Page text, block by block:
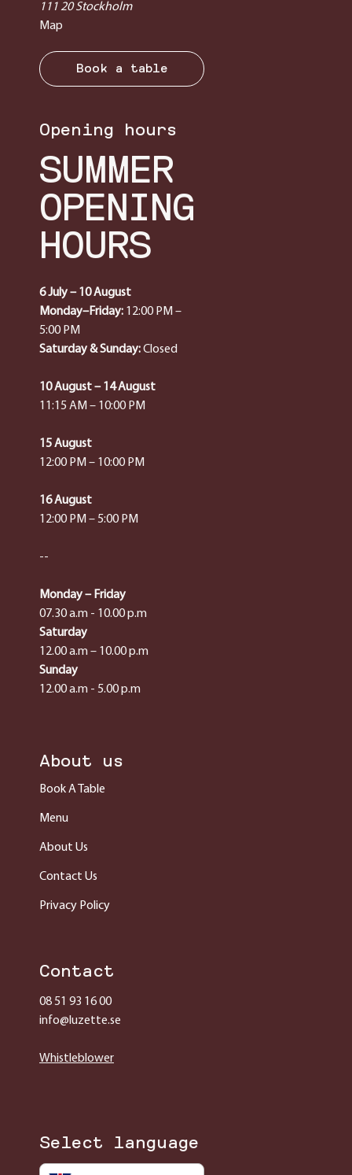
Opening hours
SUMMER
OPENING
HOURS
6 July – 10 August
Monday–Friday: 12:00 PM –
5:00 PM
Saturday & Sunday:Closed
10 August – 14 August
11:15 AM – 10:00 PM
15 August
12:00 PM – 10:00 PM
16 August
12:00 PM – 5:00 PM
--
Monday – Friday
07.30 a.m - 10.00 p.m
Saturday
12.00 a.m – 10.00 p.m
Sunday
12.00 a.m - 5.00 p.m
About us
Book A Table
Menu
About Us
Contact Us
Privacy Policy
Contact
08 51 93 16 00
info@luzette.se
Whistleblower
111 20 Stockholm
Map
Book a table
Select language